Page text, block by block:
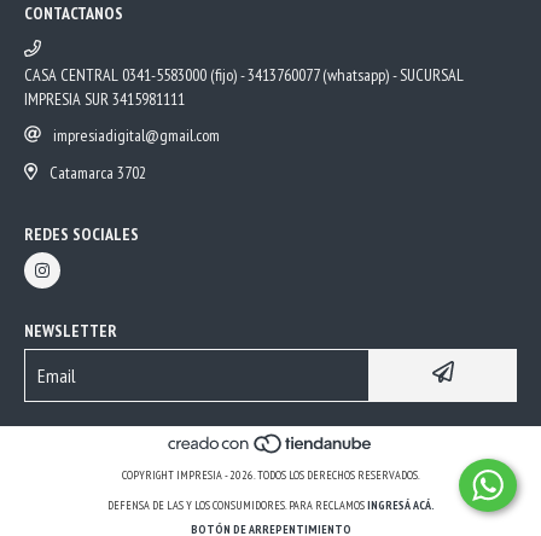
CONTACTANOS
CASA CENTRAL 0341-5583000 (fijo) - 3413760077 (whatsapp) - SUCURSAL
IMPRESIA SUR 3415981111
impresiadigital@gmail.com
Catamarca 3702
REDES SOCIALES
NEWSLETTER
COPYRIGHT IMPRESIA - 2026. TODOS LOS DERECHOS RESERVADOS.
DEFENSA DE LAS Y LOS CONSUMIDORES. PARA RECLAMOSINGRESÁ ACÁ.
BOTÓN DE ARREPENTIMIENTO